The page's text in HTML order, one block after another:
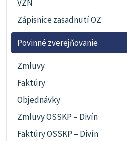
VZN
Zápisnice zasadnutí OZ
Povinné zverejňovanie
Zmluvy
Faktúry
Objednávky
Zmluvy OSSKP – Divín
Faktúry OSSKP – Divín